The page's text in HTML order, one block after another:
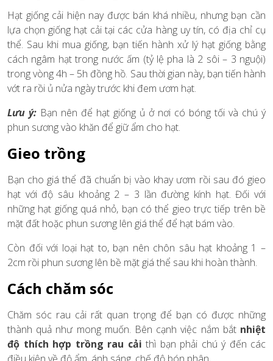
Hạt giống cải hiện nay được bán khá nhiều, nhưng bạn cần
lựa chọn giống hạt cải tại các cửa hàng uy tín, có địa chỉ cụ
thể. Sau khi mua giống, bạn tiến hành xử lý hạt giống bằng
cách ngâm hạt trong nước ấm (tỷ lệ pha là 2 sôi – 3 nguội)
trong vòng 4h – 5h đồng hồ. Sau thời gian này, bạn tiến hành
vớt ra rồi ủ nửa ngày trước khi đem ươm hạt.
Lưu ý: Bạn nên để hạt giống ủ ở nơi có bóng tối và chú ý
phun sương vào khăn để giữ ẩm cho hạt.
Gieo trồng
Bạn cho giá thể đã chuẩn bị vào khay ươm rồi sau đó gieo
hạt với độ sâu khoảng 2 – 3 lần đường kính hạt. Đối với
những hạt giống quá nhỏ, bạn có thể gieo trực tiếp trên bề
mặt đất hoặc phun sương lên giá thể để hạt bám vào.
Còn đối với loại hạt to, bạn nên chôn sâu hạt khoảng 1 –
2cm rồi phun sương lên bề mặt giá thể sau khi hoàn thành.
Cách chăm sóc
Chăm sóc rau cải rất quan trọng để bạn có được những
thành quả như mong muốn. Bên cạnh việc nắm bắt nhiệt
độ thích hợp trồng rau cải thì bạn phải chú ý đến các